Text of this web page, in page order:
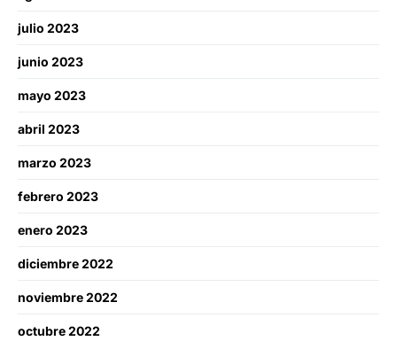
julio 2023
junio 2023
mayo 2023
abril 2023
marzo 2023
febrero 2023
enero 2023
diciembre 2022
noviembre 2022
octubre 2022